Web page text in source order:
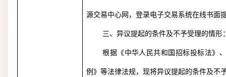
源交易中心网，登录电子交易系统在线书面
三、异议提起的条件及不予受理的情形
根据《中华人民共和国招标投标法》
例》等法律法规，现将异议提起的条件及不